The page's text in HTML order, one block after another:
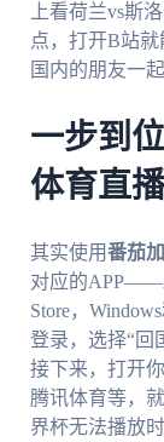
上看荷兰vs斯
点，打开B站
国内的朋友一
一步到
体育直
其实使用番茄
对应的
Store，
登录，选择“回
接下来，打开
腾讯体育等，
界杯无法播放